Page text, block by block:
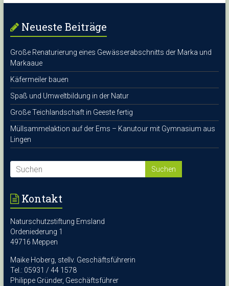
Neueste Beiträge
Große Renaturierung eines Gewässerabschnitts der Marka und
Markaaue
Käfermeiler bauen
Spaß und Umweltbildung in der Natur
Große Teichlandschaft in Geeste fertig
Müllsammelaktion auf der Ems – Kanutour mit Gymnasium aus
Lingen
Kontakt
Naturschutzstiftung Emsland
Ordeniederung 1
49716 Meppen
Maike Hoberg, stellv. Geschäftsführerin
Tel.: 05931 / 44 1578
Philippe Gründer, Geschäftsführer